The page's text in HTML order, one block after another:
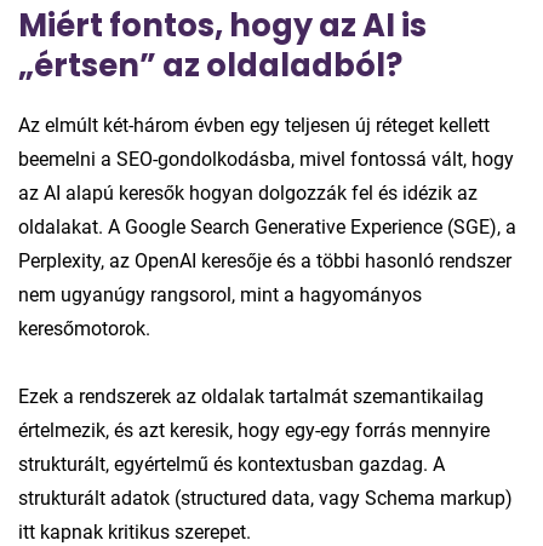
Miért fontos, hogy az AI is
„értsen” az oldaladból?
Az elmúlt két-három évben egy teljesen új réteget kellett
beemelni a SEO-gondolkodásba, mivel fontossá vált, hogy
az AI alapú keresők hogyan dolgozzák fel és idézik az
oldalakat. A Google Search Generative Experience (SGE), a
Perplexity, az OpenAI keresője és a többi hasonló rendszer
nem ugyanúgy rangsorol, mint a hagyományos
keresőmotorok.
Ezek a rendszerek az oldalak tartalmát szemantikailag
értelmezik, és azt keresik, hogy egy-egy forrás mennyire
strukturált, egyértelmű és kontextusban gazdag. A
strukturált adatok (structured data, vagy Schema markup)
itt kapnak kritikus szerepet.